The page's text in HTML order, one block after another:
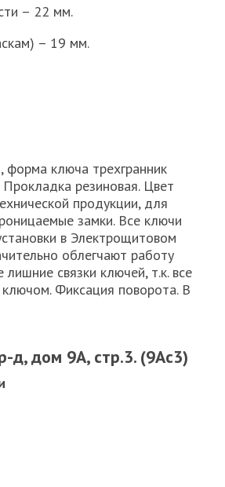
– 22 мм.
– 19 мм.
ключа трехгранник
Прокладка резиновая. Цвет
продукции, для
замки. Все ключи
в Электрощитовом
облегчают работу
связки ключей, т.к. все
Фиксация поворота. В
д, дом 9А, стр.3. (9Ас3)